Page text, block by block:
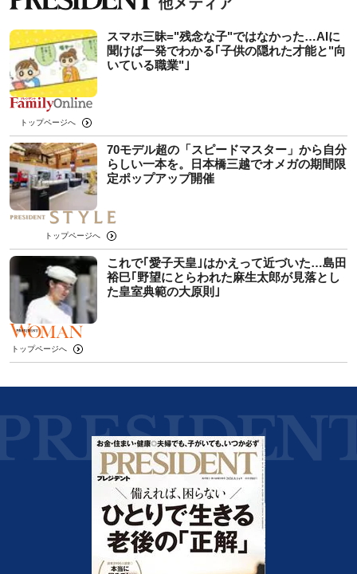
スマホ三昧="残念な子"ではなかった…AIに
聞けば一発でわかる｢子供の隠れた才能と"向
いている職業"｣
トップページへ
70モデル超の「スピードマスター」から自分
らしい一本を。日本橋三越でオメガの期間限
定ポップアップ開催
トップページへ
これで｢愛子天皇｣はかえって近づいた…島田
裕巳｢野望にとらわれた麻生太郎が見落とし
た皇室典範の大原則｣
トップページへ